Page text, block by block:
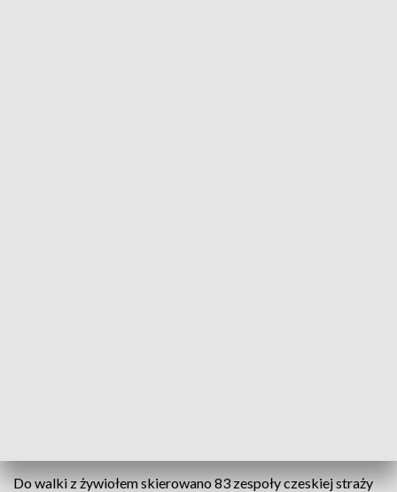
Do walki z żywiołem skierowano 83 zespoły czeskiej straży